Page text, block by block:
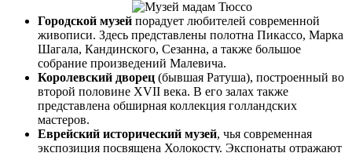
Городской музей порадует любителей современной
живописи. Здесь представлены полотна Пикассо, Марка
Шагала, Кандинского, Сезанна, а также большое
собрание произведений Малевича.
Королевский дворец (бывшая Ратуша), построенный во
второй половине XVII века. В его залах также
представлена обширная коллекция голландских
мастеров.
Еврейский исторический музей, чья современная
экспозиция посвящена Холокосту. Экспонаты отражают